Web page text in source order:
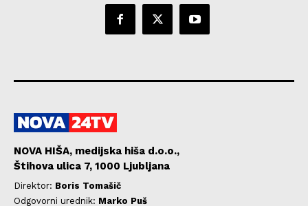
NOVA HIŠA, medijska hiša d.o.o.,
Štihova ulica 7, 1000 Ljubljana
Direktor: Boris Tomašič
Odgovorni urednik: Marko Puš